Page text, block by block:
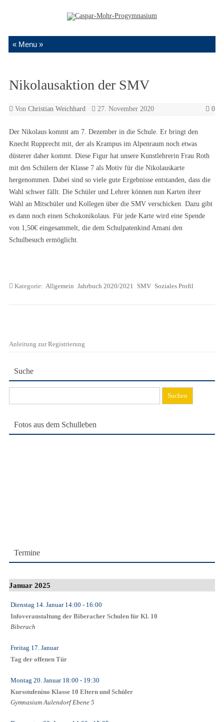
Zum Inhalt springen
Nikolausaktion der SMV
Von Christian Weichhard 27. November 2020 0
Der Nikolaus kommt am 7. Dezember in die Schule. Er bringt den
Knecht Rupprecht mit, der als Krampus im Alpenraum noch etwas
düsterer daher kommt. Diese Figur hat unsere Kunstlehrerin Frau Roth
mit den Schülern der Klasse 7 als Motiv für die Nikolauskarte
hergenommen. Dabei sind so viele gute Ergebnisse entstanden, dass die
Wahl schwer fällt. Die Schüler und Lehrer können nun Karten ihrer
Wahl an Mitschüler und Kollegen über die SMV verschicken. Dazu gibt
es dann noch einen Schokonikolaus. Für jede Karte wird eine Spende
von 1,50€ eingesammelt, die dem Schulpatenkind Amani den
Schulbesuch ermöglicht.
Kategorie: Allgemein Jahrbuch 2020/2021 SMV Soziales Profil
Anleitung zur Registrierung
Suche
nach:
Fotos aus dem Schulleben
Termine
Januar 2025
Dienstag 14. Januar14:00 - 16:00
Infoveranstaltung der Biberacher Schulen für Kl. 10
Biberach
Freitag 17. Januar
Tag der offenen Tür
Montag 20. Januar18:00 - 19:30
Kursstufenino Klasse 10 Eltern und Schüler
Gymnasium Aulendorf Ebene 5